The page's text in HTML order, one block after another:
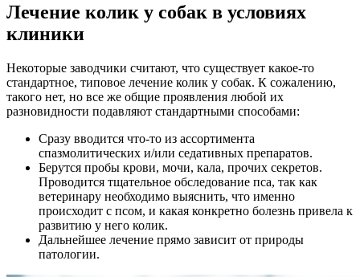
Лечение колик у собак в условиях
клиники
Некоторые заводчики считают, что существует какое-то
стандартное, типовое лечение колик у собак. К сожалению,
такого нет, но все же общие проявления любой их
разновидности подавляют стандартными способами:
Сразу вводится что-то из ассортимента
спазмолитических и/или седативных препаратов.
Берутся пробы крови, мочи, кала, прочих секретов.
Проводится тщательное обследование пса, так как
ветеринару необходимо выяснить, что именно
происходит с псом, и какая конкретно болезнь привела к
развитию у него колик.
Дальнейшее лечение прямо зависит от природы
патологии.